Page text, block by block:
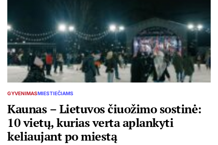
POSTED
GYVENIMASMIESTIEČIAMS
Kaunas – Lietuvos čiuožimo sostinė:
10 vietų, kurias verta aplankyti
keliaujant po miestą